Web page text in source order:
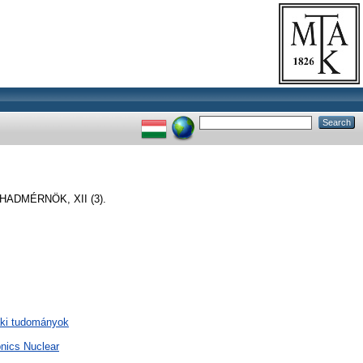
XII (3).
tudományok
Nuclear